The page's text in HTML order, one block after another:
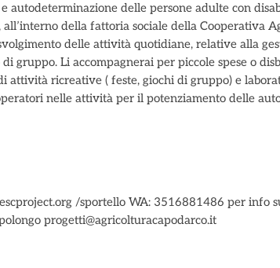
autodeterminazione delle persone adulte con
della fattoria sociale della Cooperativa
delle attività quotidiane, relative alla
gruppo. Li accompagnerai per piccole spese o
attività ricreative ( feste, giochi di gruppo) e
nelle attività per il potenziamento delle
/sportello WA: 3516881486 per info
progetti@agricolturacapodarco.it